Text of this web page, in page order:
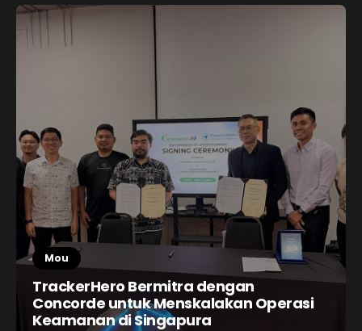
Mou
TrackerHero Bermitra dengan
Concorde untuk Menskalakan Operasi
Keamanan di Singapura